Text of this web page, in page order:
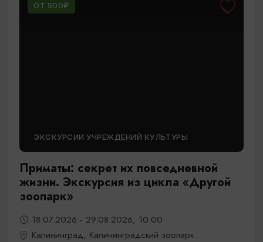
ОТ 500₽
ЭКСКУРСИИ УЧРЕЖДЕНИЙ КУЛЬТУРЫ
Приматы: секрет их повседневной
жизни. Экскурсия из цикла «Другой
зоопарк»
18.07.2026 - 29.08.2026, 10:00
Калининград, Калининградский зоопарк